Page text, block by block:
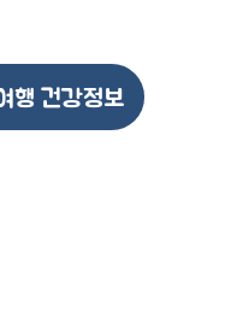
행 건강정보